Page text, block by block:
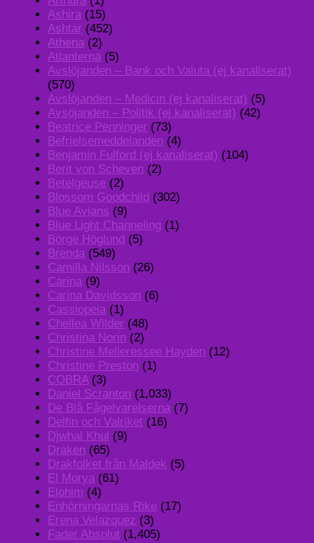
Ashira (15)
Ashtar (452)
Athena (2)
Atlanterna (5)
Avslöjanden – Bank och Valuta (ej kanaliserat)
(570)
Avslöjanden – Medicin (ej kanaliserat) (5)
Avsöjanden – Politik (ej kanaliserat) (42)
Beatrice Penninger (73)
Befrielsemeddelanden (4)
Benjamin Fulford (ej kanaliserat) (104)
Berit von Scheven (2)
Betelgeuse (2)
Blossom Goodchild (302)
Blue Avians (9)
Blue Light Channeling (1)
Börge Höglund (5)
Brenda (549)
Camilla Nilsson (26)
Carina (9)
Carina Davidsson (6)
Cassiopeia (1)
Chellea Wilder (48)
Christina Norin (2)
Christine Melieressee Hayden (12)
Christine Preston (1)
COBRA(3)
Daniel Scranton (1,033)
De Blå Fågelvarelserna (7)
Delfin och Valriket (16)
Djwhal Khul (9)
Draken (65)
Drakfolket från Maldek (5)
El Morya (61)
Elohim (4)
Enhörningarnas Rike (17)
Erena Velazquez (3)
Fader Absolut (1,405)